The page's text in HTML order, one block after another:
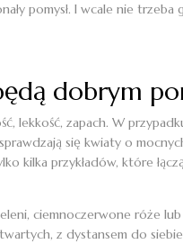
pomysł. I wcale nie trzeba
dobrym
lekkość, zapach. W
się kwiaty o
kilka przykładów, które
ciemnoczerwone róże
z dystansem do